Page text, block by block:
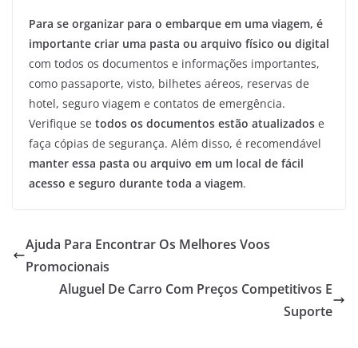
Para se organizar para o embarque em uma viagem, é
importante criar uma pasta ou arquivo físico ou digital
com todos os documentos e informações importantes,
como passaporte, visto, bilhetes aéreos, reservas de
hotel, seguro viagem e contatos de emergência.
Verifique se todos os documentos estão atualizados e
faça cópias de segurança. Além disso, é recomendável
manter essa pasta ou arquivo em um local de fácil
acesso e seguro durante toda a viagem.
Ajuda Para Encontrar Os Melhores Voos
Promocionais
Aluguel De Carro Com Preços Competitivos E
Suporte